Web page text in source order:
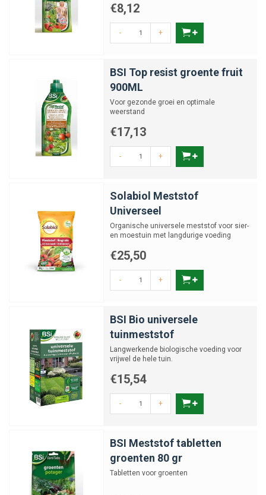
€8,12
- +
BSI Top resist groente fruit
900ML
Voor gezonde groei en optimale
weerstand
€17,13
- +
Solabiol Meststof
Universeel
Organische universele meststof voor sier-
en moestuin met langdurige voeding
€25,50
- +
BSI Bio universele
tuinmeststof
Langwerkende biologische voeding voor
vrijwel de hele tuin.
€15,54
- +
BSI Meststof tabletten
groenten 80 gr
Tabletten voor groenten